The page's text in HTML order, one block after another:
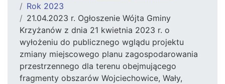
Rok 2023
21.04.2023 r. Ogłoszenie Wójta Gminy
Krzyżanów z dnia 21 kwietnia 2023 r. o
wyłożeniu do publicznego wglądu projektu
zmiany miejscowego planu zagospodarowania
przestrzennego dla terenu obejmującego
fragmenty obszarów Wojciechowice, Wały,